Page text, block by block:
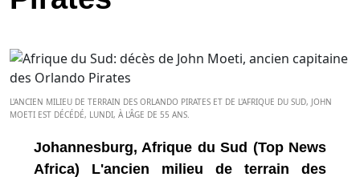
L'ANCIEN MILIEU DE TERRAIN DES ORLANDO PIRATES ET DE L'AFRIQUE DU SUD, JOHN
MOETI EST DÉCÉDÉ, LUNDI, À L'ÂGE DE 55 ANS.
Johannesburg, Afrique du Sud (Top News
Africa) L'ancien milieu de terrain des